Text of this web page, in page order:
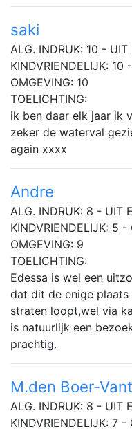
saki
ALG. INDRUK: 10 -
KINDVRIENDELIJK: 10
OMGEVING: 10
TOELICHTING:
ik ben daar elk jaar ik
zeker de waterval
again xxxx
Andre
ALG. INDRUK: 8 - UIT
KINDVRIENDELIJK: 5
OMGEVING: 9
TOELICHTING:
Edessa is wel een
dat dit de enige
straten loopt,wel via
is natuurlijk een
prachtig.
M.den Boer-
ALG. INDRUK: 8 - UIT
KINDVRIENDELIJK: 7